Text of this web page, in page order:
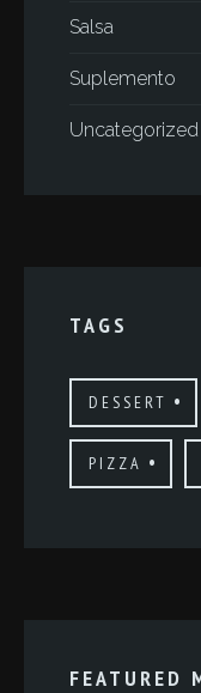
Salsa
Suplemento
Uncategorized
TAGS
DESSERT
PIZZA
FEATURED